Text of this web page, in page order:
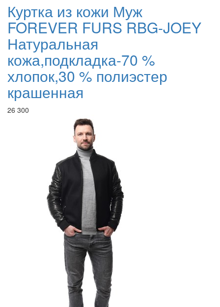
Куртка из кожи Муж
FOREVER FURS RBG-JOEY
Натуральная
кожа,подкладка-70 %
хлопок,30 % полиэстер
крашенная
26 300